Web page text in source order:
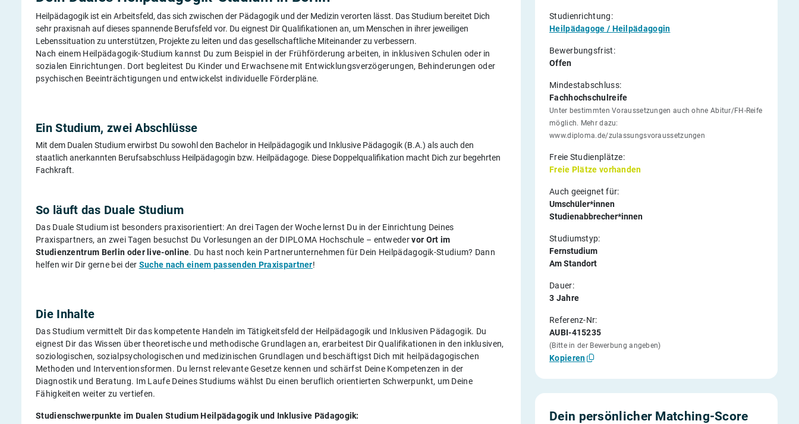
Heilpädagogik ist ein Arbeitsfeld, das sich zwischen der Pädagogik und der Medizin verorten lässt. Das Studium bereitet Dich
sehr praxisnah auf dieses spannende Berufsfeld vor. Du eignest Dir Qualifikationen an, um Menschen in ihrer jeweiligen
Lebenssituation zu unterstützen, Projekte zu leiten und das gesellschaftliche Miteinander zu verbessern.
Nach einem Heilpädagogik-Studium kannst Du zum Beispiel in der Frühförderung arbeiten, in inklusiven Schulen oder in
sozialen Einrichtungen. Dort begleitest Du Kinder und Erwachsene mit Entwicklungsverzögerungen, Behinderungen oder
psychischen Beeinträchtigungen und entwickelst individuelle Förderpläne.
Ein Studium, zwei Abschlüsse
Mit dem Dualen Studium erwirbst Du sowohl den Bachelor in Heilpädagogik und Inklusive Pädagogik (B.A.) als auch den
staatlich anerkannten Berufsabschluss Heilpädagogin bzw. Heilpädagoge. Diese Doppelqualifikation macht Dich zur begehrten
Fachkraft.
So läuft das Duale Studium
Das Duale Studium ist besonders praxisorientiert: An drei Tagen der Woche lernst Du in der Einrichtung Deines
Praxispartners, an zwei Tagen besuchst Du Vorlesungen an der DIPLOMA Hochschule – entwedervor Ort im
Studienzentrum Berlin oder live-online. Du hast noch kein Partnerunternehmen für Dein Heilpädagogik-Studium? Dann
helfen wir Dir gerne bei der Suche nach einem passenden Praxispartner!
Die Inhalte
Das Studium vermittelt Dir das kompetente Handeln im Tätigkeitsfeld der Heilpädagogik und Inklusiven Pädagogik. Du
eignest Dir das Wissen über theoretische und methodische Grundlagen an, erarbeitest Dir Qualifikationen in den inklusiven,
soziologischen, sozialpsychologischen und medizinischen Grundlagen und beschäftigst Dich mit heilpädagogischen
Methoden und Interventionsformen. Du lernst relevante Gesetze kennen und schärfst Deine Kompetenzen in der
Diagnostik und Beratung. Im Laufe Deines Studiums wählst Du einen beruflich orientierten Schwerpunkt, um Deine
Fähigkeiten weiter zu vertiefen.
Studienschwerpunkte im Dualen Studium Heilpädagogik und Inklusive Pädagogik:
Studienrichtung:
Heilpädagoge / Heilpädagogin
Bewerbungsfrist:
Offen
Mindestabschluss:
Fachhochschulreife
Unter bestimmten Voraussetzungen auch ohne Abitur/FH-Reife
möglich. Mehr dazu:
www.diploma.de/zulassungsvoraussetzungen
Freie Studienplätze:
Freie Plätze vorhanden
Auch geeignet für:
Umschüler*innen
Studienabbrecher*innen
Studiumstyp:
Fernstudium
Am Standort
Dauer:
3 Jahre
Referenz-Nr:
AUBI-415235
(Bitte in der Bewerbung angeben)
Kopieren
Dein persönlicher Matching-Score